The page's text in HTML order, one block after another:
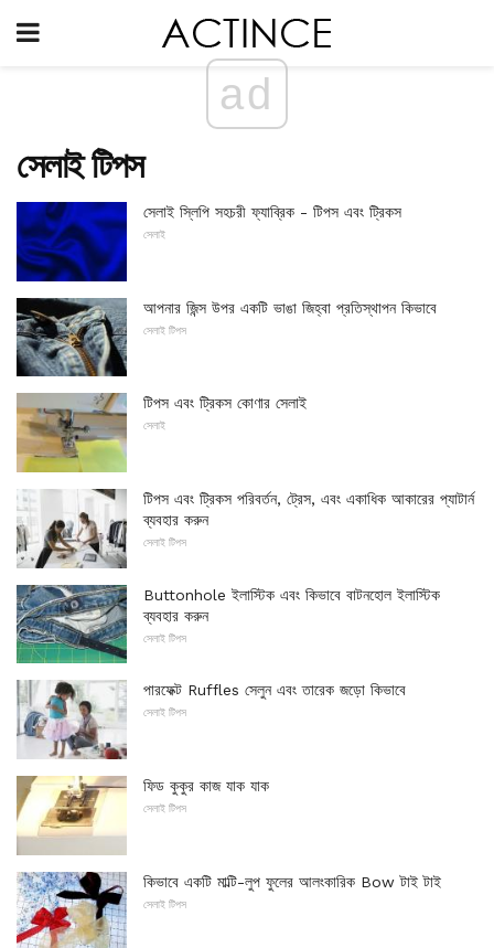
ad
সেলাই টিপস
সেলাই স্লিপি সহচরী ফ্যাব্রিক - টিপস এবং ট্রিকস
সেলাই
আপনার জিন্স উপর একটি ভাঙা জিহ্বা প্রতিস্থাপন কিভাবে
সেলাই টিপস
টিপস এবং ট্রিকস কোণার সেলাই
সেলাই
টিপস এবং ট্রিকস পরিবর্তন, ট্রেস, এবং একাধিক আকারের প্যাটার্ন
ব্যবহার করুন
সেলাই টিপস
Buttonhole ইলাস্টিক এবং কিভাবে বাটনহোল ইলাস্টিক
ব্যবহার করুন
সেলাই টিপস
পারফেক্ট Ruffles সেলুন এবং তারেক জড়ো কিভাবে
সেলাই টিপস
ফিড কুকুর কাজ যাক যাক
সেলাই টিপস
কিভাবে একটি মাল্টি-লুপ ফুলের আলংকারিক Bow টাই টাই
সেলাই টিপস